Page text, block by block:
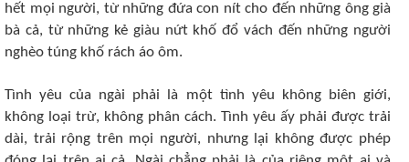
hết mọi người, từ những đứa con nít cho đến những ông già
bà cả, từ những kẻ giàu nứt khố đổ vách đến những người
nghèo túng khố rách áo ôm.
Tình yêu của ngài phải là một tình yêu không biên giới,
không loại trừ, không phân cách. Tình yêu ấy phải được trải
dài, trải rộng trên mọi người, nhưng lại không được phép